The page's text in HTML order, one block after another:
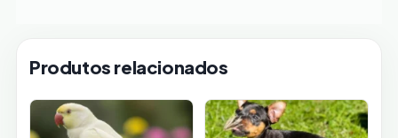
Produtos relacionados